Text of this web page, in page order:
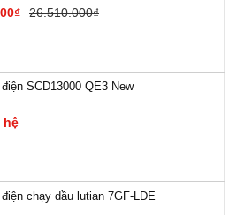
26.510.000₫
SCD13000 QE3 New
hệ
chạy dầu lutian 7GF-LDE